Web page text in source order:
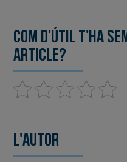
Com d'útil t'ha
article?
L'autor